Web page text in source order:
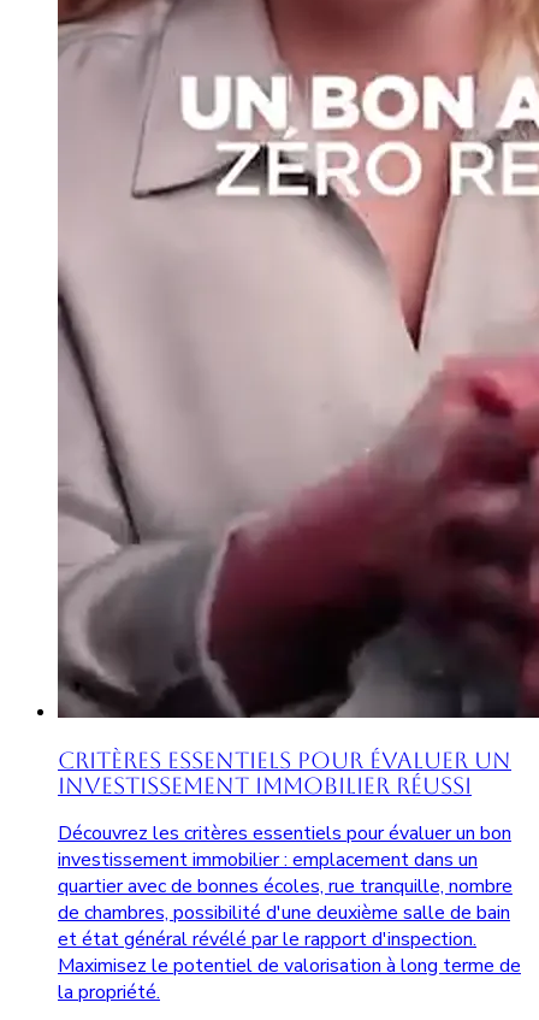
Critères Essentiels pour Évaluer un
Investissement Immobilier Réussi
Découvrez les critères essentiels pour évaluer un bon
investissement immobilier : emplacement dans un
quartier avec de bonnes écoles, rue tranquille, nombre
de chambres, possibilité d'une deuxième salle de bain
et état général révélé par le rapport d'inspection.
Maximisez le potentiel de valorisation à long terme de
la propriété.